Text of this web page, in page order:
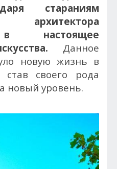
стараниям
архитектора
в настоящее
Данное
новую жизнь в
став своего рода
новый уровень.